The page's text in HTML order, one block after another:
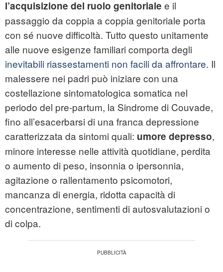
l’acquisizione del ruolo genitoriale e il
passaggio da coppia a coppia genitoriale porta
con sé nuove difficoltà. Tutto questo unitamente
alle nuove esigenze familiari comporta degli
inevitabili riassestamenti non facili da affrontare. Il
malessere nei padri può iniziare con una
costellazione sintomatologica somatica nel
periodo del pre-partum, la Sindrome di Couvade,
fino all’esacerbarsi di una franca depressione
caratterizzata da sintomi quali: umore depresso,
minore interesse nelle attività quotidiane, perdita
o aumento di peso, insonnia o ipersonnia,
agitazione o rallentamento psicomotori,
mancanza di energia, ridotta capacità di
concentrazione, sentimenti di autosvalutazioni o
di colpa.